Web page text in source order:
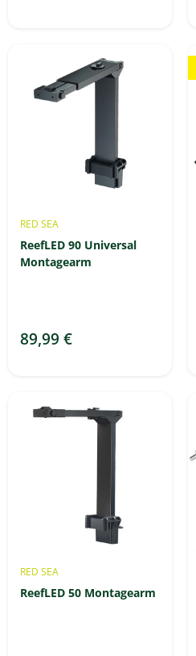
RED SEA
ReefLED 90 Universal
Montagearm
89,99 €
RED SEA
ReefLED 50 Montagearm